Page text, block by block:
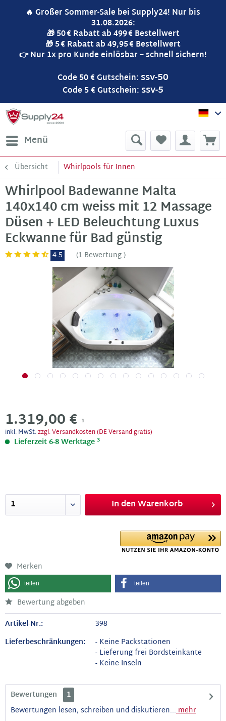
🔥 Großer Sommer-Sale bei Supply24! Nur bis
31.08.2026:
🎁 50 € Rabatt ab 499 € Bestellwert
🎁 5 € Rabatt ab 49,95 € Bestellwert
👉 Nur 1x pro Kunde einlösbar – schnell sichern!
Code 50 € Gutschein: ssv-50
Code 5 € Gutschein: ssv-5
Menü
Übersicht Whirlpools für Innen
Whirlpool Badewanne Malta
140x140 cm weiss mit 12 Massage
Düsen + LED Beleuchtung Luxus
Eckwanne für Bad günstig
4.5 (1 Bewertung)
1.319,00 € 1
inkl. MwSt.zzgl. Versandkosten (DE Versand gratis)
Lieferzeit 6-8 Werktage 3
In denWarenkorb
Merken
teilen teilen
Bewertung abgeben
Artikel-Nr.:
398
Lieferbeschränkungen:
- Keine Packstationen
- Lieferung frei Bordsteinkante
- Keine Inseln
Bewertungen
1
Bewertungen lesen, schreiben und diskutieren...mehr